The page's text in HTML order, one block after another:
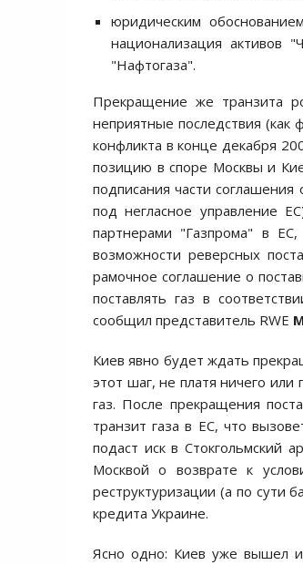
юридическим
национализация активов
"Нафтогаза".
Прекращение же транзита
неприятные последствия (как
конфликта в конце декабря
позицию в споре Москвы и
подписания части
под негласное управление
партнерами "Газпрома" в
возможности реверсных
рамочное соглашение о
поставлять газ в
сообщил представитель RWE
Киев явно будет ждать
этот шаг, не платя ничего
газ. После прекращения
транзит газа в ЕС, что
подаст иск в Стокгольмский
Москвой о возврате к
реструктуризации (а по сути
кредита Украине.
Ясно одно: Киев уже вышел